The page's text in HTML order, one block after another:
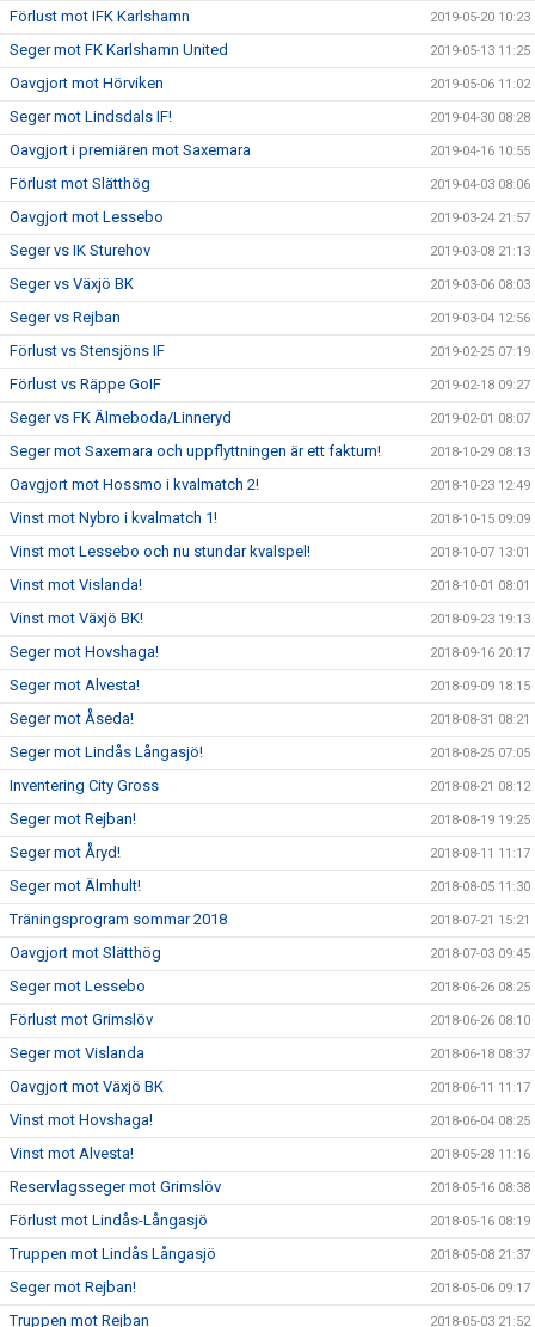
Förlust mot IFK Karlshamn 2019-05-20 10:23
Seger mot FK Karlshamn United 2019-05-13 11:25
Oavgjort mot Hörviken 2019-05-06 11:02
Seger mot Lindsdals IF! 2019-04-30 08:28
Oavgjort i premiären mot Saxemara 2019-04-16 10:55
Förlust mot Slätthög 2019-04-03 08:06
Oavgjort mot Lessebo 2019-03-24 21:57
Seger vs IK Sturehov 2019-03-08 21:13
Seger vs Växjö BK 2019-03-06 08:03
Seger vs Rejban 2019-03-04 12:56
Förlust vs Stensjöns IF 2019-02-25 07:19
Förlust vs Räppe GoIF 2019-02-18 09:27
Seger vs FK Älmeboda/Linneryd 2019-02-01 08:07
Seger mot Saxemara och uppflyttningen är ett faktum! 2018-10-29 08:13
Oavgjort mot Hossmo i kvalmatch 2! 2018-10-23 12:49
Vinst mot Nybro i kvalmatch 1! 2018-10-15 09:09
Vinst mot Lessebo och nu stundar kvalspel! 2018-10-07 13:01
Vinst mot Vislanda! 2018-10-01 08:01
Vinst mot Växjö BK! 2018-09-23 19:13
Seger mot Hovshaga! 2018-09-16 20:17
Seger mot Alvesta! 2018-09-09 18:15
Seger mot Åseda! 2018-08-31 08:21
Seger mot Lindås Långasjö! 2018-08-25 07:05
Inventering City Gross 2018-08-21 08:12
Seger mot Rejban! 2018-08-19 19:25
Seger mot Åryd! 2018-08-11 11:17
Seger mot Älmhult! 2018-08-05 11:30
Träningsprogram sommar 2018 2018-07-21 15:21
Oavgjort mot Slätthög 2018-07-03 09:45
Seger mot Lessebo 2018-06-26 08:25
Förlust mot Grimslöv 2018-06-26 08:10
Seger mot Vislanda 2018-06-18 08:37
Oavgjort mot Växjö BK 2018-06-11 11:17
Vinst mot Hovshaga! 2018-06-04 08:25
Vinst mot Alvesta! 2018-05-28 11:16
Reservlagsseger mot Grimslöv 2018-05-16 08:38
Förlust mot Lindås-Långasjö 2018-05-16 08:19
Truppen mot Lindås Långasjö 2018-05-08 21:37
Seger mot Rejban! 2018-05-06 09:17
Truppen mot Rejban 2018-05-03 21:52